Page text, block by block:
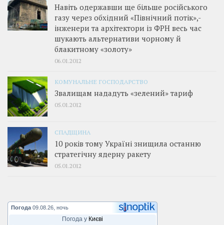
Навіть одержавши ще більше російського
газу через обхідний «Північний потік»,­
інженери та архітектори із ФРН весь час
шукають альтернативи чорному й
блакитному «золоту»
06.01.2012
КОМУНАЛЬНЕ ГОСПОДАРСТВО
Звалищам нададуть «зелений» тариф
05.01.2012
СПАДЩИНА
10 років тому Україні знищила останню
стратегічну ядерну ракету
05.01.2012
Погода 09.08.26, ночь
Погода у Києві